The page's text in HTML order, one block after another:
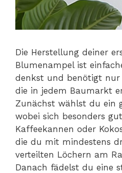
Die Herstellung deiner
Blumenampel ist
denkst und benötigt nur
die in jedem Baumarkt
Zunächst wählst du ein
wobei sich besonders
Kaffeekannen oder
die du mit mindestens
verteilten Löchern am
Danach fädelst du eine